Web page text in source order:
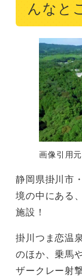
んなと
画像引用
静岡県掛川市
境の中にある
施設！
掛川つま恋温
のほか、乗馬
ザークレー射